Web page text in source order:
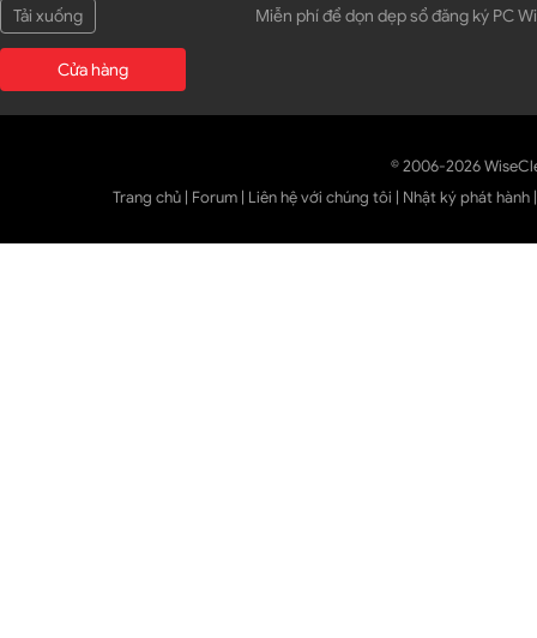
Tải xuống
Cửa hàng
Miễn phí để dọn dẹp sổ đăng ký PC
© 2006-2026
Trang chủ | Forum | Liên hệ với chúng tôi | Nhật ký phát hành